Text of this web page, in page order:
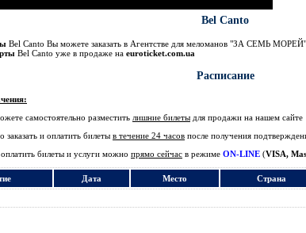
Bel Canto
Bel Canto Вы можете заказать в Агентстве для меломанов "ЗА СЕМЬ МОРЕЙ"
Bel Canto уже в продаже на euroticket.com.ua
Расписание
самостоятельно разместить лишние билеты для продажи на нашем сайте
заказать и оплатить билеты в течение 24 часов после получения
билеты и услуги можно прямо сейчас в режиме ON-LINE (VISA,
Дата Место Страна